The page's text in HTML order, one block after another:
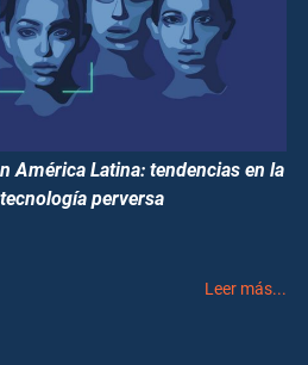
América Latina: tendencias en la
perversa
Leer más...